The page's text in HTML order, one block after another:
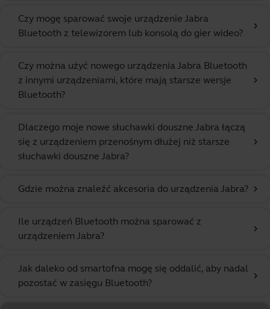
Czy mogę sparować swoje urządzenie Jabra
Bluetooth z telewizorem lub konsolą do gier wideo?
chevron_right
Czy można użyć nowego urządzenia Jabra Bluetooth
z innymi urządzeniami, które mają starsze wersje
Bluetooth?
chevron_right
Dlaczego moje nowe słuchawki douszne Jabra łączą
się z urządzeniem przenośnym dłużej niż starsze
słuchawki douszne Jabra?
chevron_right
Gdzie można znaleźć akcesoria do urządzenia Jabra? chevron_right
Ile urządzeń Bluetooth można sparować z
urządzeniem Jabra?
chevron_right
Jak daleko od smartofna mogę się oddalić, aby nadal
pozostać w zasięgu Bluetooth?
chevron_right